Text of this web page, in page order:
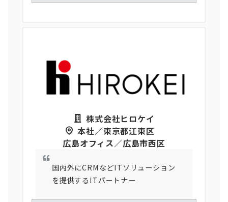
株式会社ヒロケイ
本社／東京都江東区
広島オフィス／広島市西区
国内外にCRMなどITソリューション
を提供するITパートナー